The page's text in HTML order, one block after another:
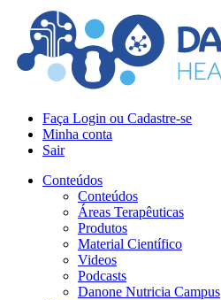
Faça Login ou Cadastre-se
Minha conta
Sair
Conteúdos
Conteúdos
Áreas Terapêuticas
Produtos
Material Científico
Videos
Podcasts
Danone Nutricia Campus